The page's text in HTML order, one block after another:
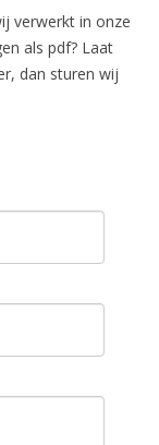
verwerkt in onze
als pdf? Laat
dan sturen wij